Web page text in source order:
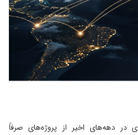
در دهه‌های اخیر از پروژه‌های صرفاً